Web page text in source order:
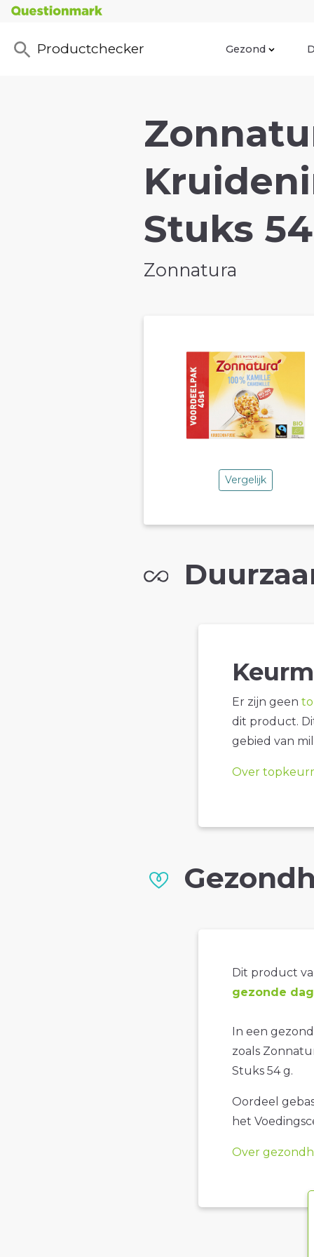
Productchecker Gezond
Stuks
Zonnatura
Vergelijk
Er zijn geen
dit product.
gebied van
Over
Dit product
gezonde
In een
zoals
Stuks 54 g.
Oordeel
het
Over